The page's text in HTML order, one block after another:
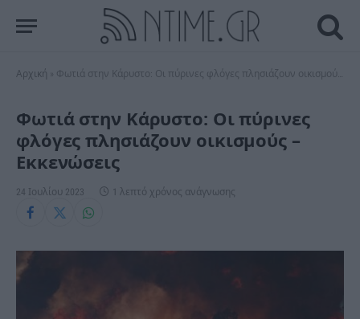
Αρχική Φωτιά στην Κάρυστο: Οι πύρινες φλόγες πλησιάζουν οικισμούς – Εκκενώσεις
Φωτιά στην Κάρυστο: Οι πύρινες
φλόγες πλησιάζουν οικισμούς –
Εκκενώσεις
24 Ιουλίου 2023 1 λεπτό χρόνος ανάγνωσης